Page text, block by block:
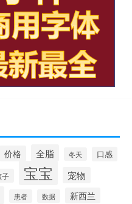
价格 全脂 冬天 口感
子 宝宝 宠物
患者 数据 新西兰